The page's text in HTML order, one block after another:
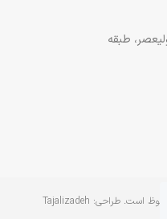
طبقه
است. طراحی: Tajalizadeh